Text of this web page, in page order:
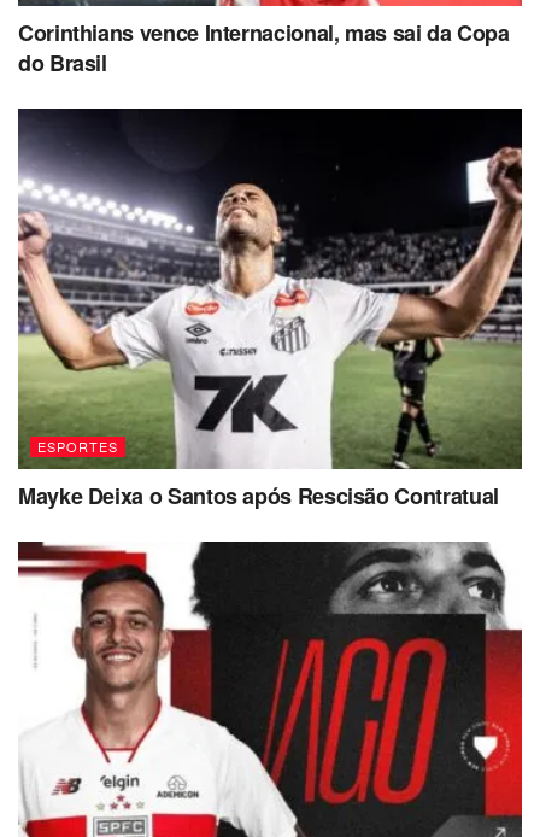
Corinthians vence Internacional, mas sai da Copa
do Brasil
ESPORTES
Mayke Deixa o Santos após Rescisão Contratual